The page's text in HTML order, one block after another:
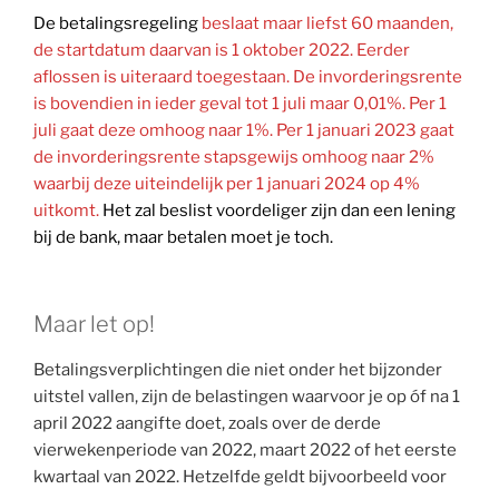
De betalingsregeling beslaat maar liefst 60 maanden,
de startdatum daarvan is 1 oktober 2022. Eerder
aflossen is uiteraard toegestaan. De invorderingsrente
is bovendien in ieder geval tot 1 juli maar 0,01%. Per 1
juli gaat deze omhoog naar 1%. Per 1 januari 2023 gaat
de invorderingsrente stapsgewijs omhoog naar 2%
waarbij deze uiteindelijk per 1 januari 2024 op 4%
uitkomt. Het zal beslist voordeliger zijn dan een lening
bij de bank, maar betalen moet je toch.
Maar let op!
Betalingsverplichtingen die niet onder het bijzonder
uitstel vallen, zijn de belastingen waarvoor je op óf na 1
april 2022 aangifte doet, zoals over de derde
vierwekenperiode van 2022, maart 2022 of het eerste
kwartaal van 2022. Hetzelfde geldt bijvoorbeeld voor